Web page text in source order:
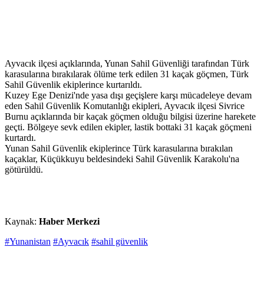
Ayvacık ilçesi açıklarında, Yunan Sahil Güvenliği tarafından Türk
karasularına bırakılarak ölüme terk edilen 31 kaçak göçmen, Türk
Sahil Güvenlik ekiplerince kurtarıldı.
Kuzey Ege Denizi'nde yasa dışı geçişlere karşı mücadeleye devam
eden Sahil Güvenlik Komutanlığı ekipleri, Ayvacık ilçesi Sivrice
Burnu açıklarında bir kaçak göçmen olduğu bilgisi üzerine harekete
geçti. Bölgeye sevk edilen ekipler, lastik bottaki 31 kaçak göçmeni
kurtardı.
Yunan Sahil Güvenlik ekiplerince Türk karasularına bırakılan
kaçaklar, Küçükkuyu beldesindeki Sahil Güvenlik Karakolu'na
götürüldü.
Kaynak: Haber Merkezi
#Yunanistan #Ayvacık #sahil güvenlik